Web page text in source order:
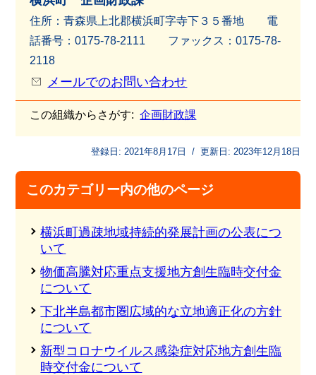
住所：青森県上北郡横浜町字寺下３５番地 電
話番号：0175-78-2111 ファッ クス：0175-78-
2118
メールでのお問い合わせ
この組織からさがす:企画財政課
登録日: 2021年8月17日 / 更新日: 2023年12月18日
このカテゴリー内の他のページ
横浜町過疎地域持続的発展計画の公表につ
いて
物価高騰対応重点支援地方創生臨時交付金
について
下北半島都市圏広域的な立地適正化の方針
について
新型コロナウイルス感染症対応地方創生臨
時交付金について